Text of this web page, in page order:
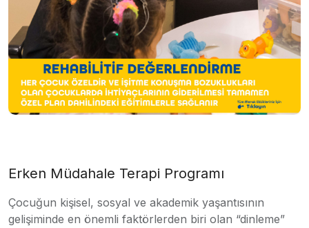
Erken Müdahale Terapi Programı
Çocuğun kişisel, sosyal ve akademik yaşantısının
gelişiminde en önemli faktörlerden biri olan “dinleme”